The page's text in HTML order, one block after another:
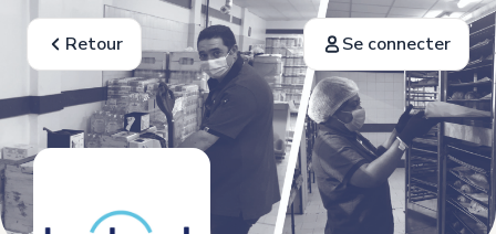
Retour Se connecter